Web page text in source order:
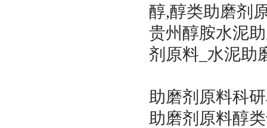
醇,醇类助磨剂
贵州醇胺水泥
剂原料_水泥助
助磨剂原料科
助磨剂原料醇